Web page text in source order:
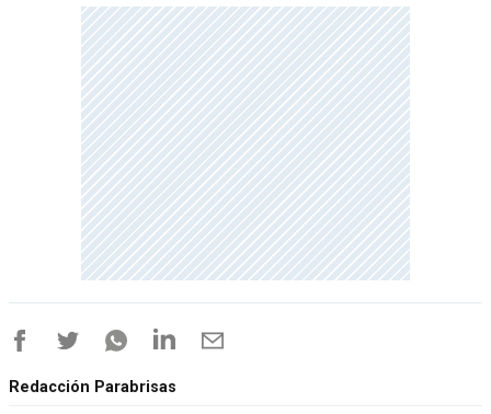
Redacción Parabrisas